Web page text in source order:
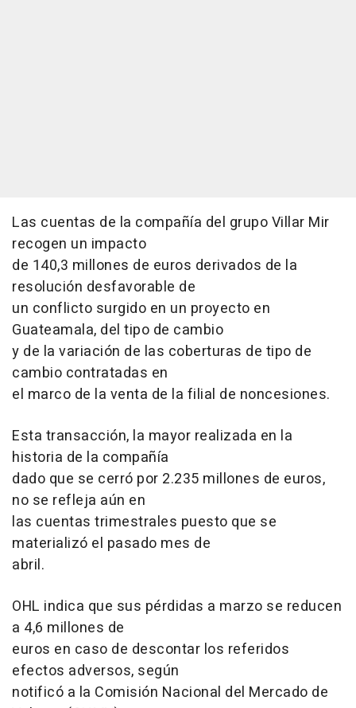
Las cuentas de la compañía del grupo Villar Mir
recogen un impacto
de 140,3 millones de euros derivados de la
resolución desfavorable de
un conflicto surgido en un proyecto en
Guateamala, del tipo de cambio
y de la variación de las coberturas de tipo de
cambio contratadas en
el marco de la venta de la filial de noncesiones.
Esta transacción, la mayor realizada en la
historia de la compañía
dado que se cerró por 2.235 millones de euros,
no se refleja aún en
las cuentas trimestrales puesto que se
materializó el pasado mes de
abril.
OHL indica que sus pérdidas a marzo se reducen
a 4,6 millones de
euros en caso de descontar los referidos
efectos adversos, según
notificó a la Comisión Nacional del Mercado de